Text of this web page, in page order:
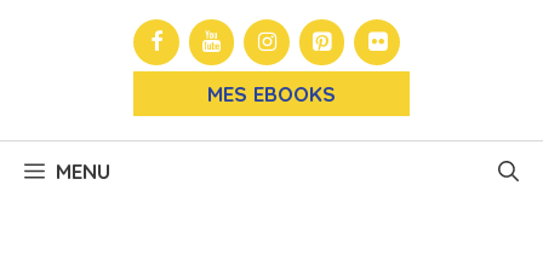
MES EBOOKS
MENU